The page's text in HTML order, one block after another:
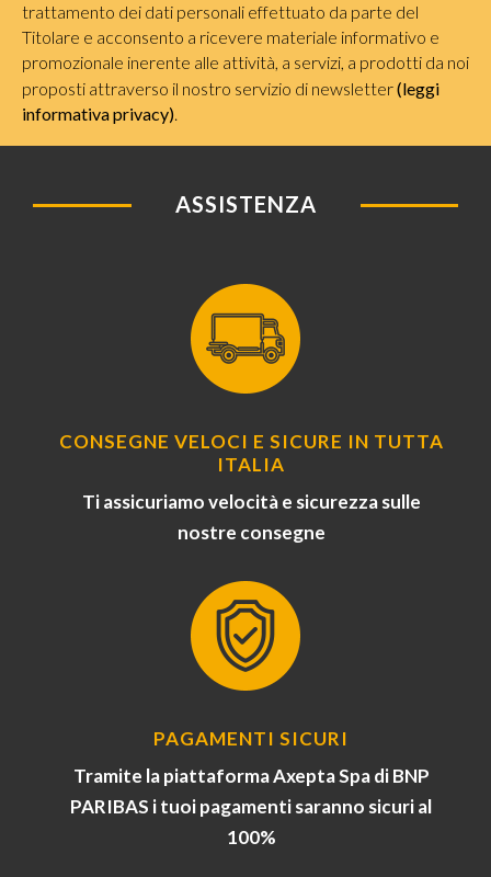
trattamento dei dati personali effettuato da parte del
Titolare e acconsento a ricevere materiale informativo e
promozionale inerente alle attività, a servizi, a prodotti da noi
proposti attraverso il nostro servizio di newsletter(leggi
informativa privacy).
ASSISTENZA
CONSEGNE VELOCI E SICURE IN TUTTA
ITALIA
Ti assicuriamo velocità e sicurezza sulle
nostre consegne
PAGAMENTI SICURI
Tramite la piattaforma Axepta Spa di BNP
PARIBAS i tuoi pagamenti saranno sicuri al
100%